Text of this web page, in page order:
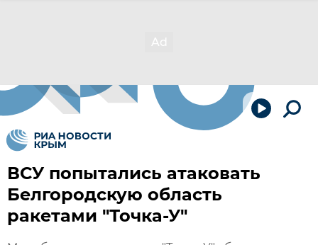
ВСУ попытались атаковать
Белгородскую область
ракетами "Точка-У"